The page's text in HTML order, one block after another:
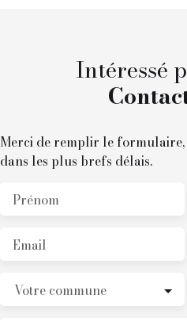
Intéressé
Merci de remplir le
dans les plus brefs délais.
Prénom
Email
Votre commune